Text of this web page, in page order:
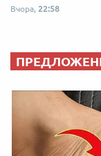
Вчора, 22:58